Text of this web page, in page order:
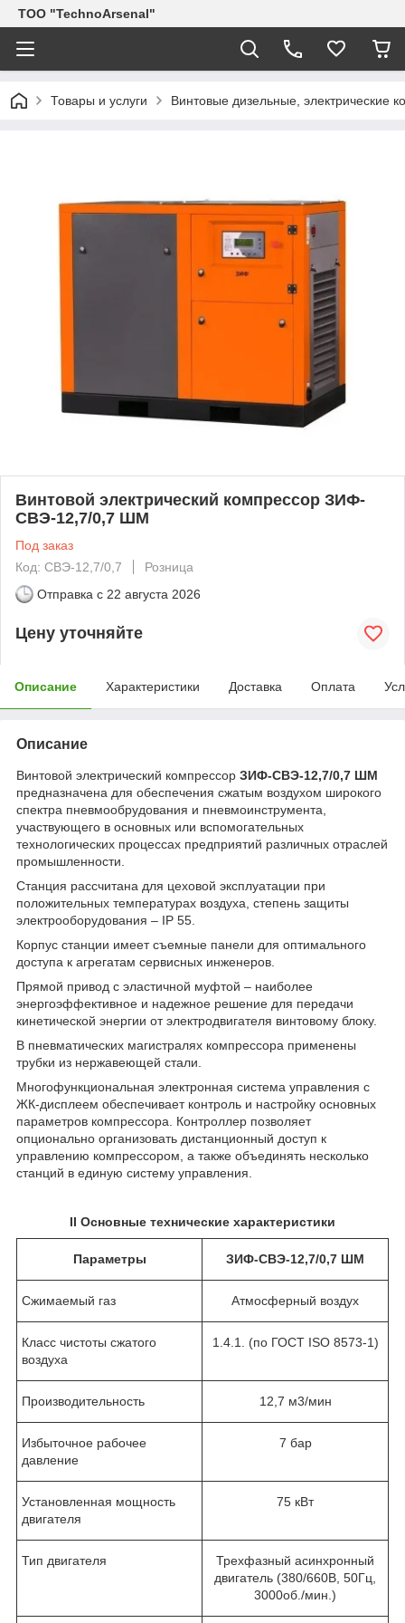
ТОО "TechnoArsenal"
Товары и услуги Винтовые дизельные, электрические
Винтовой электрический компрессор ЗИФ-
СВЭ-12,7/0,7 ШМ
Под заказ
Код: СВЭ-12,7/0,7
Розница
Отправка с 22 августа 2026
Цену уточняйте
Описание Характеристики Доставка Оплата
Описание
Винтовой электрический компрессор ЗИФ-СВЭ-12,7/0,7 ШМ
предназначена для обеспечения сжатым воздухом широкого
спектра пневмообрудования и пневмоинструмента,
участвующего в основных или вспомогательных
технологических процессах предприятий различных отраслей
промышленности.
Станция рассчитана для цеховой эксплуатации при
положительных температурах воздуха, степень защиты
электрооборудования – IP 55.
Корпус станции имеет съемные панели для оптимального
доступа к агрегатам сервисных инженеров.
Прямой привод с эластичной муфтой – наиболее
энергоэффективное и надежное решение для передачи
кинетической энергии от электродвигателя винтовому блоку.
В пневматических магистралях компрессора применены
трубки из нержавеющей стали.
Многофункциональная электронная система управления с
ЖК-дисплеем обеспечивает контроль и настройку основных
параметров компрессора. Контроллер позволяет
опционально организовать дистанционный доступ к
управлению компрессором, а также объединять несколько
станций в единую систему управления.
II Основные технические характеристики
Параметры ЗИФ-СВЭ-12,7/0,7 ШМ
Сжимаемый газ Атмосферный воздух
Класс чистоты сжатого
воздуха
1.4.1. (по ГОСТ ISO 8573-1)
Производительность 12,7 м3/мин
Избыточное рабочее
давление
7 бар
Установленная мощность
двигателя
75 кВт
Тип двигателя
Трехфазный асинхронный
двигатель (380/660В, 50Гц,
3000об./мин.)